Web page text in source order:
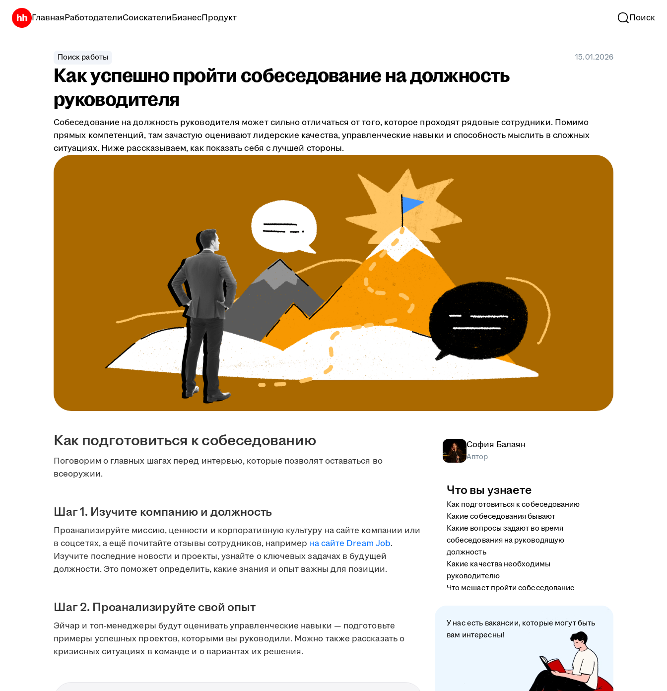
ГлавнаяРаботодателиСоискателиБизнесПродукт Поиск
Поиск работы 15.01.2026
Как успешно пройти собеседование на должность
руководителя
Собеседование на должность руководителя может сильно отличаться от того, которое проходят рядовые сотрудники. Помимо
прямых компетенций, там зачастую оценивают лидерские качества, управленческие навыки и способность мыслить в сложных
ситуациях. Ниже рассказываем, как показать себя с лучшей стороны.
Как подготовиться к собеседованию
Поговорим о главных шагах перед интервью, которые позволят оставаться во
всеоружии.
Шаг 1. Изучите компанию и должность
Проанализируйте миссию, ценности и корпоративную культуру на сайте компании или
в соцсетях, а ещё почитайте отзывы сотрудников, например на сайте Dream Job.
Изучите последние новости и проекты, узнайте о ключевых задачах в будущей
должности. Это поможет определить, какие знания и опыт важны для позиции.
Шаг 2. Проанализируйте свой опыт
Эйчар и топ-менеджеры будут оценивать управленческие навыки — подготовьте
примеры успешных проектов, которыми вы руководили. Можно также рассказать о
кризисных ситуациях в команде и о вариантах их решения.
София Балаян
Автор
Что вы узнаете
Как подготовиться к собеседованию
Какие собеседования бывают
Какие вопросы задают во время
собеседования на руководящую
должность
Какие качества необходимы
руководителю
Что мешает пройти собеседование
У нас есть вакансии, которые могут быть
вам интересны!